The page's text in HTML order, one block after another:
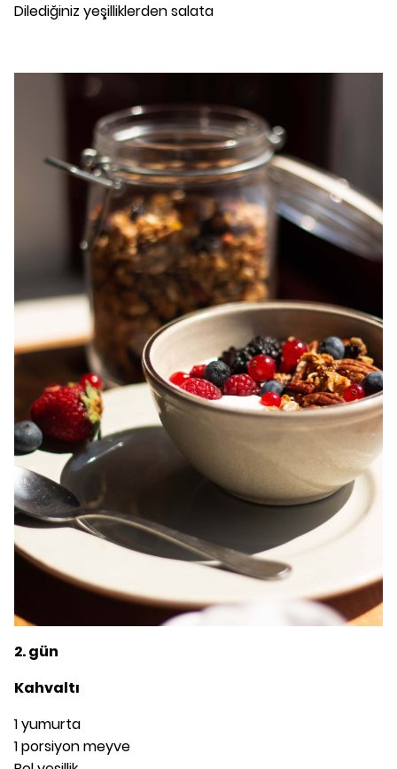
Dilediğiniz yeşilliklerden salata
2. gün
Kahvaltı
1 yumurta
1 porsiyon meyve